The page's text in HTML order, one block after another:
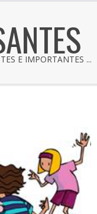
E IMPORTANTES ...